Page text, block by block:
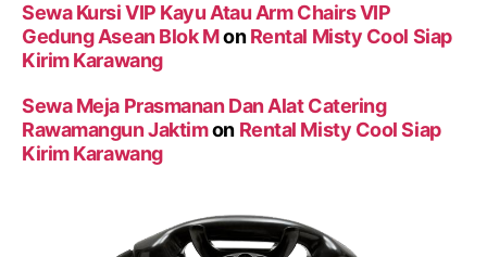
Sewa Kursi VIP Kayu Atau Arm Chairs VIP
Gedung Asean Blok MonRental Misty Cool Siap
Kirim Karawang
Sewa Meja Prasmanan Dan Alat Catering
Rawamangun Jaktimon Rental Misty Cool Siap
Kirim Karawang